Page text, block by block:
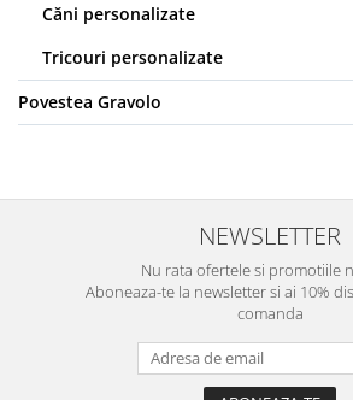
Căni personalizate
Tricouri personalizate
Povestea Gravolo
NEWSLETTER
Nu rata ofertele si promotiile
Aboneaza-te la newsletter si ai 10%
comanda